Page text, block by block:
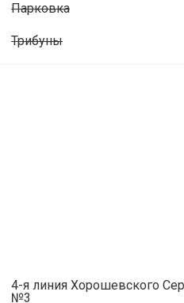
Парковка
Трибуны
4-я линия Хорошевского
№3